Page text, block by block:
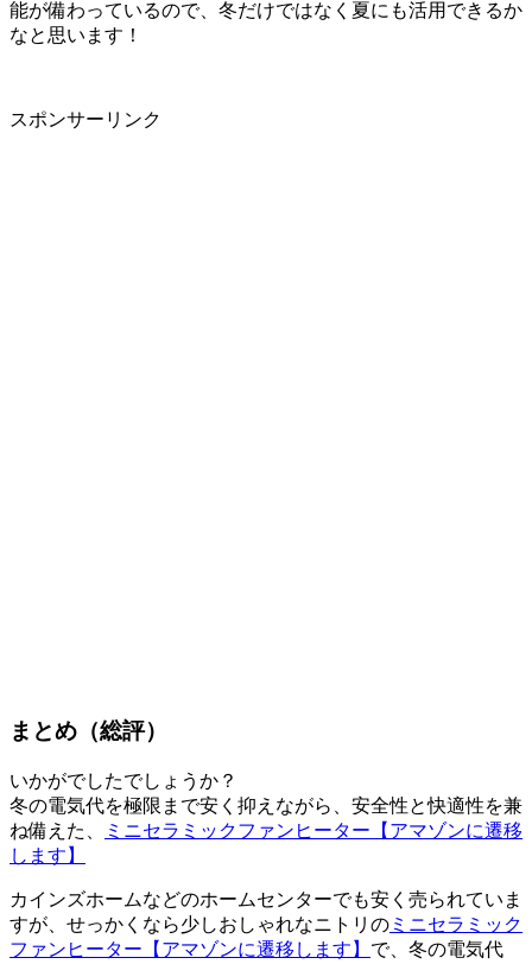
能が備わっているので、冬だけではなく夏にも活用できるか
なと思います！
スポンサーリンク
まとめ（総評）
いかがでしたでしょうか？
冬の電気代を極限まで安く抑えながら、安全性と快適性を兼
ね備えた、
ミニセラミックファンヒーター 【アマゾンに遷移
します】
カインズホームなどのホームセンターでも安く売られていま
すが、せっかくなら少しおしゃれなニトリの ミニセラミック
ファンヒーター 【アマゾンに遷移します】 で、冬の電気代